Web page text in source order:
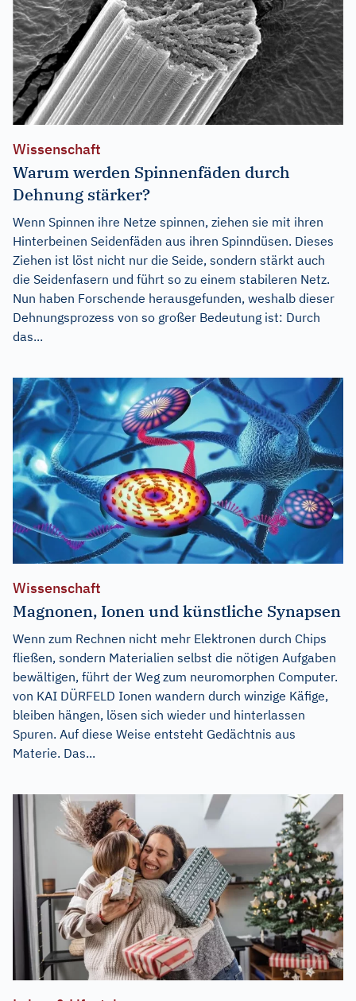
Wissenschaft
Warum werden Spinnenfäden durch
Dehnung stärker?
Wenn Spinnen ihre Netze spinnen, ziehen sie mit ihren
Hinterbeinen Seidenfäden aus ihren Spinndüsen. Dieses
Ziehen ist löst nicht nur die Seide, sondern stärkt auch
die Seidenfasern und führt so zu einem stabileren Netz.
Nun haben Forschende herausgefunden, weshalb dieser
Dehnungsprozess von so großer Bedeutung ist: Durch
das...
Wissenschaft
Magnonen, Ionen und künstliche Synapsen
Wenn zum Rechnen nicht mehr Elektronen durch Chips
fließen, sondern Materialien selbst die nötigen Aufgaben
bewältigen, führt der Weg zum neuromorphen Computer.
von KAI DÜRFELD Ionen wandern durch winzige Käfige,
bleiben hängen, lösen sich wieder und hinterlassen
Spuren. Auf diese Weise entsteht Gedächtnis aus
Materie. Das...